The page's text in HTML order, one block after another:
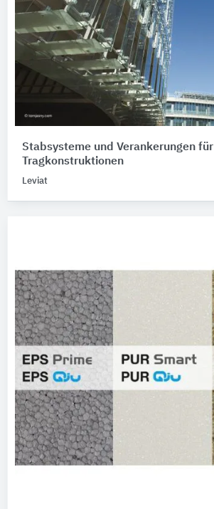
Stabsysteme und Verankerungen für
Tragkonstruktionen
Leviat